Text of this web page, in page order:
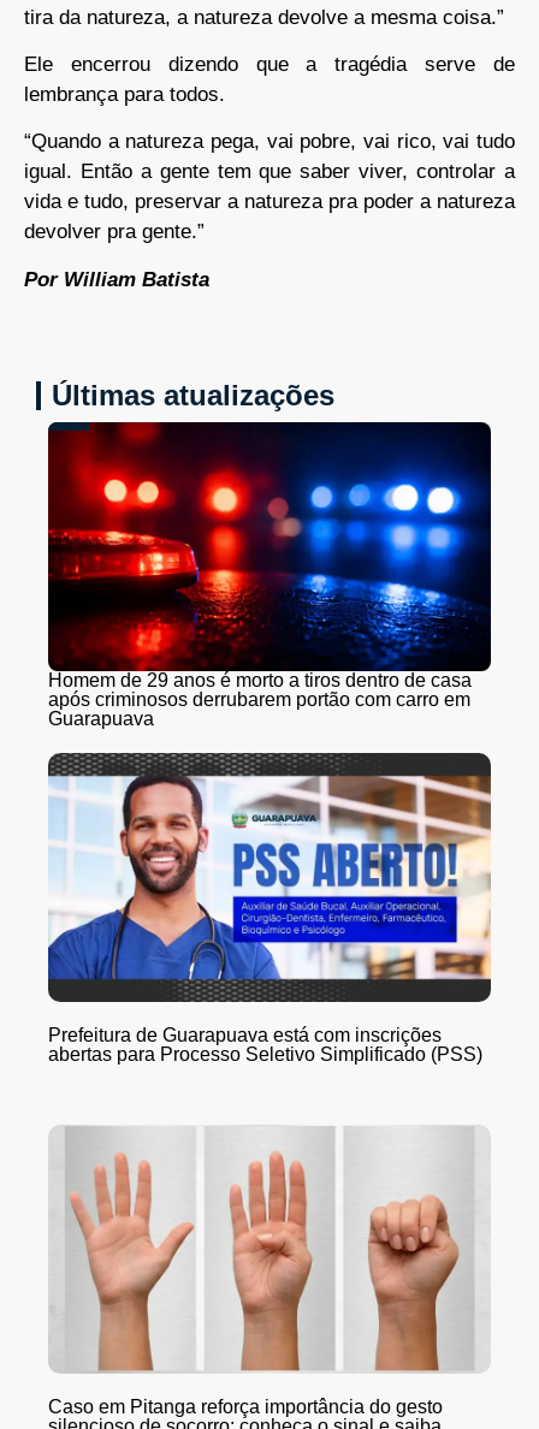
tira da natureza, a natureza devolve a mesma coisa.”
Ele encerrou dizendo que a tragédia serve de
lembrança para todos.
“Quando a natureza pega, vai pobre, vai rico, vai tudo
igual. Então a gente tem que saber viver, controlar a
vida e tudo, preservar a natureza pra poder a natureza
devolver pra gente.”
Por William Batista
Últimas atualizações
Homem de 29 anos é morto a tiros dentro de casa
após criminosos derrubarem portão com carro em
Guarapuava
Prefeitura de Guarapuava está com inscrições
abertas para Processo Seletivo Simplificado (PSS)
Caso em Pitanga reforça importância do gesto